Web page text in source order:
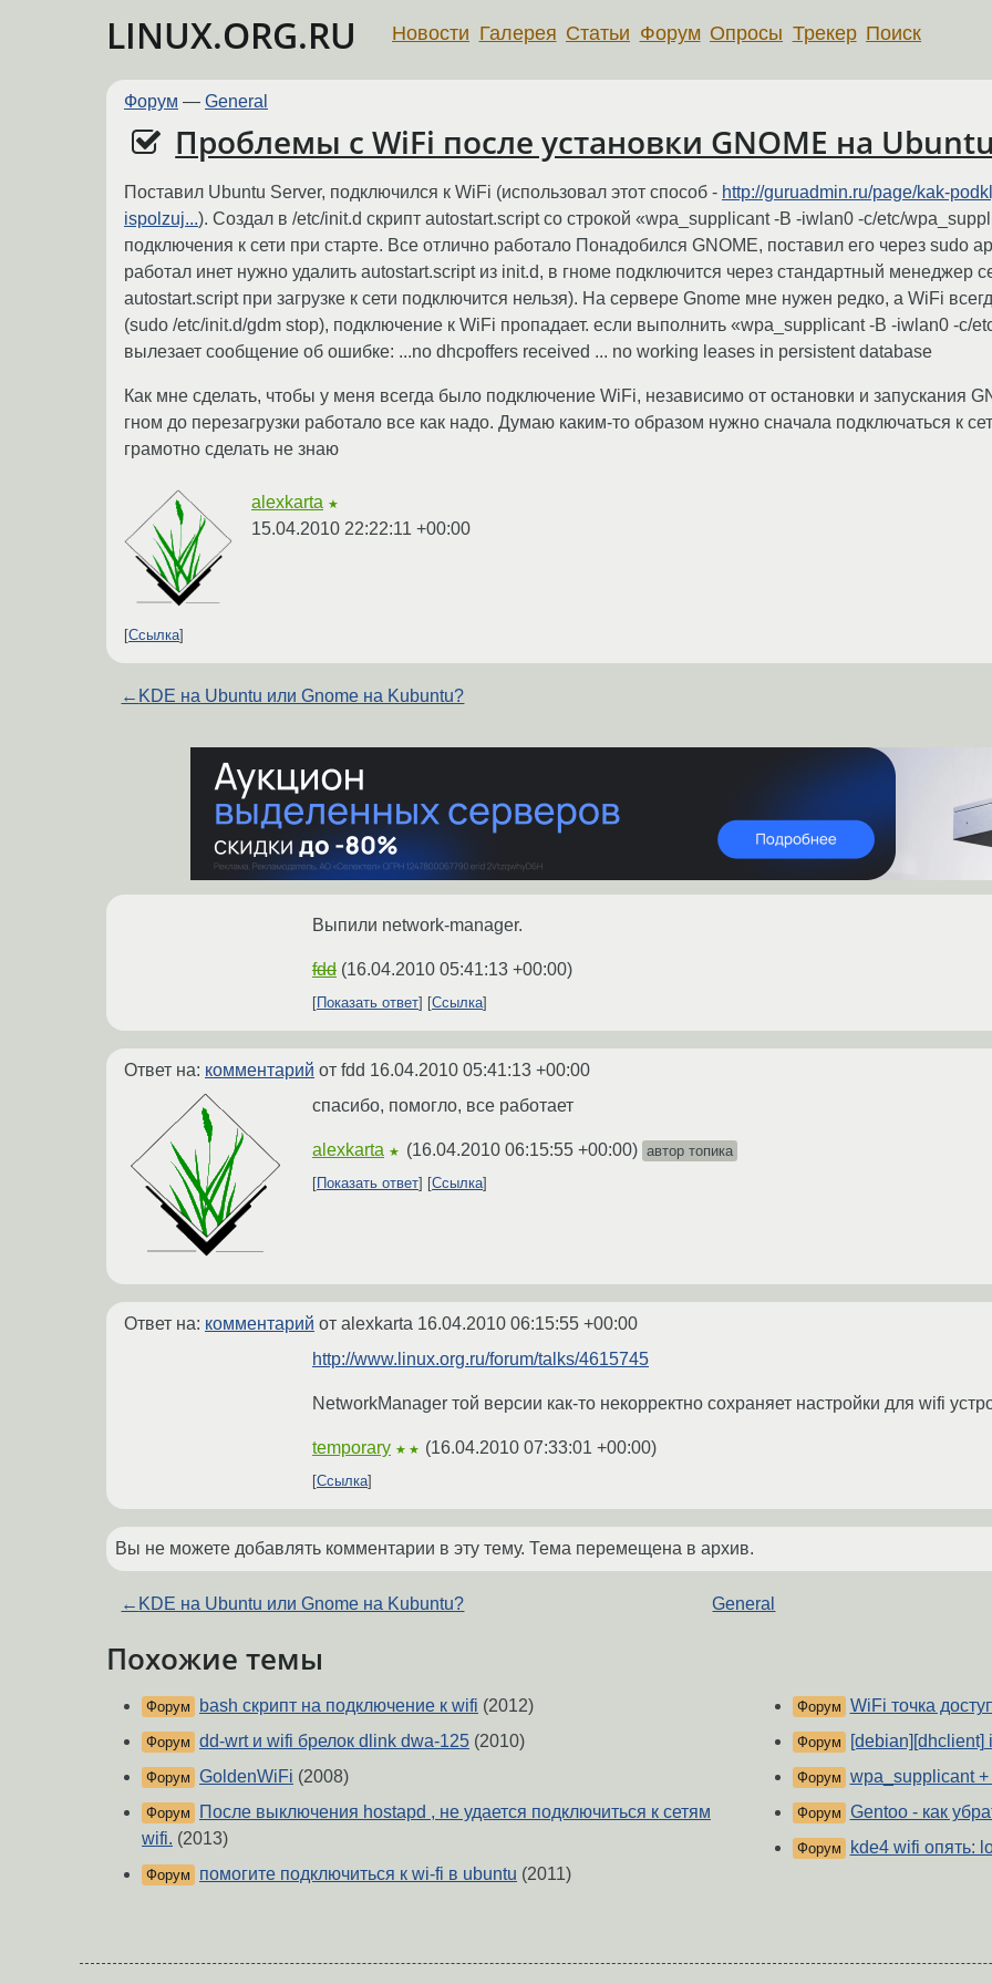
LINUX.ORG.RU Новости Галерея Статьи Форум Опросы Трекер Поиск
Форум — General
Проблемы с WiFi после установки GNOME на
Поставил Ubuntu Server, подключился к WiFi (использовал этот способ - http://guruadmin.ru/page/kak-
ispolzuj...). Создал в /etc/init.d скрипт autostart.script со строкой «wpa_supplicant -B -iwlan0 -c/etc/
подключения к сети при старте. Все отлично работало Понадобился GNOME, поставил его через sudo
работал инет нужно удалить autostart.script из init.d, в гноме подключится через стандартный менеджер
autostart.script при загрузке к сети подключится нельзя). На сервере Gnome мне нужен редко, а WiFi
(sudo /etc/init.d/gdm stop), подключение к WiFi пропадает. если выполнить «wpa_supplicant -B -iwlan0 -c/
вылезает сообщение об ошибке: ...no dhcpoffers received ... no working leases in persistent database
Как мне сделать, чтобы у меня всегда было подключение WiFi, независимо от остановки и запускания
гном до перезагрузки работало все как надо. Думаю каким-то образом нужно сначала подключаться к
грамотно сделать не знаю
alexkarta ★
15.04.2010 22:22:11 +00:00
Ссылка
← KDE на Ubuntu или Gnome на Kubuntu?
Выпили network-manager.
fdd (16.04.2010 05:41:13 +00:00)
Показать ответ Ссылка
Ответ на: комментарий от fdd 16.04.2010 05:41:13 +00:00
спасибо, помогло, все работает
alexkarta ★ (16.04.2010 06:15:55 +00:00) автор топика
Показать ответ
Ссылка
Ответ на: комментарий от alexkarta 16.04.2010 06:15:55 +00:00
http://www.linux.org.ru/forum/talks/4615745
NetworkManager той версии как-то некорректно сохраняет настройки для wifi
temporary ★★ (16.04.2010 07:33:01 +00:00)
Ссылка
Вы не можете добавлять комментарии в эту тему. Тема перемещена в архив.
← KDE на Ubuntu или Gnome на Kubuntu? General
Похожие темы
Форум bash скрипт на подключение к wifi (2012)
Форум dd-wrt и wifi брелок dlink dwa-125 (2010)
Форум GoldenWiFi (2008)
Форум
После выключения hostapd , не удается подключиться к сетям
wifi. (2013)
Форум помогите подключиться к wi-fi в ubuntu (2011)
Форум WiFi точка
Форум [debian][dhclient]
Форум wpa_supplicant
Форум Gentoo - как
Форум kde4 wifi опять: